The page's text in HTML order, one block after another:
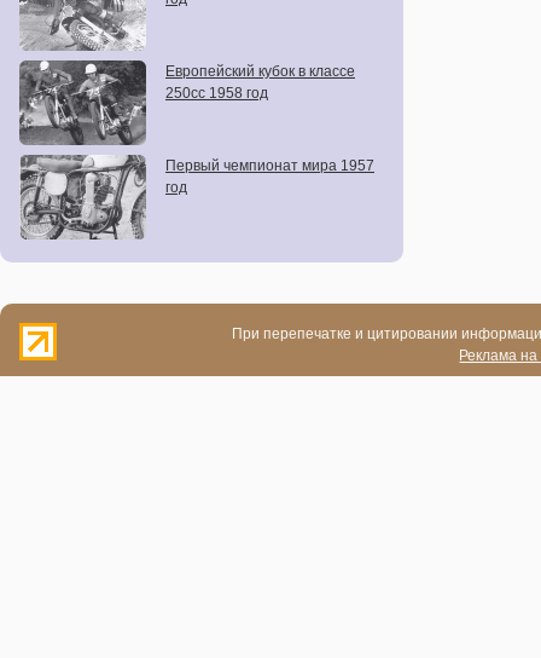
Европейский кубок в классе
250сс 1958 год
Первый чемпионат мира 1957
год
При перепечатке и цитировании
Реклама на